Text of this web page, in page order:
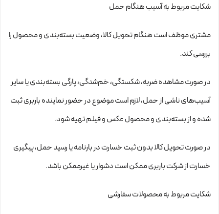
شکایت مربوط به آسیب هنگام حمل
مشتری موظف است هنگام تحویل کالا، وضعیت بسته‌بندی و محصول را
بررسی کند.
در صورت مشاهده ضربه، شکستگی، خم‌شدگی، پارگی بسته‌بندی یا سایر
آسیب‌های ناشی از حمل، لازم است موضوع در حضور نماینده باربری ثبت
شده و از بسته‌بندی و محصول عکس و فیلم تهیه شود.
در صورت تحویل کالا بدون ثبت خسارت در بارنامه یا رسید حمل، پیگیری
خسارت از شرکت باربری ممکن است دشوار یا غیرممکن باشد.
شکایت مربوط به محصولات سفارشی